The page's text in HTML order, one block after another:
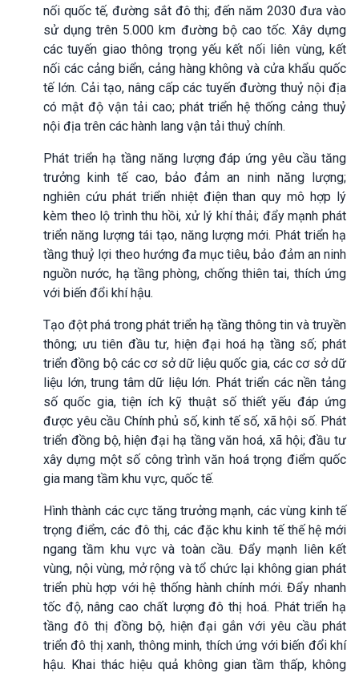
nối quốc tế, đường sắt đô thị; đến năm 2030 đưa vào
sử dụng trên 5.000 km đường bộ cao tốc. Xây dựng
các tuyến giao thông trọng yếu kết nối liên vùng, kết
nối các cảng biển, cảng hàng không và cửa khẩu quốc
tế lớn. Cải tạo, nâng cấp các tuyến đường thuỷ nội địa
có mật độ vận tải cao; phát triển hệ thống cảng thuỷ
nội địa trên các hành lang vận tải thuỷ chính.
Phát triển hạ tầng năng lượng đáp ứng yêu cầu tăng
trưởng kinh tế cao, bảo đảm an ninh năng lượng;
nghiên cứu phát triển nhiệt điện than quy mô hợp lý
kèm theo lộ trình thu hồi, xử lý khí thải; đẩy mạnh phát
triển năng lượng tái tạo, năng lượng mới. Phát triển hạ
tầng thuỷ lợi theo hướng đa mục tiêu, bảo đảm an ninh
nguồn nước, hạ tầng phòng, chống thiên tai, thích ứng
với biến đổi khí hậu.
Tạo đột phá trong phát triển hạ tầng thông tin và truyền
thông; ưu tiên đầu tư, hiện đại hoá hạ tầng số; phát
triển đồng bộ các cơ sở dữ liệu quốc gia, các cơ sở dữ
liệu lớn, trung tâm dữ liệu lớn. Phát triển các nền tảng
số quốc gia, tiện ích kỹ thuật số thiết yếu đáp ứng
được yêu cầu Chính phủ số, kinh tế số, xã hội số. Phát
triển đồng bộ, hiện đại hạ tầng văn hoá, xã hội; đầu tư
xây dựng một số công trình văn hoá trọng điểm quốc
gia mang tầm khu vực, quốc tế.
Hình thành các cực tăng trưởng mạnh, các vùng kinh tế
trọng điểm, các đô thị, các đặc khu kinh tế thế hệ mới
ngang tầm khu vực và toàn cầu. Đẩy mạnh liên kết
vùng, nội vùng, mở rộng và tổ chức lại không gian phát
triển phù hợp với hệ thống hành chính mới. Đẩy nhanh
tốc độ, nâng cao chất lượng đô thị hoá. Phát triển hạ
tầng đô thị đồng bộ, hiện đại gắn với yêu cầu phát
triển đô thị xanh, thông minh, thích ứng với biến đổi khí
hậu. Khai thác hiệu quả không gian tầm thấp, không